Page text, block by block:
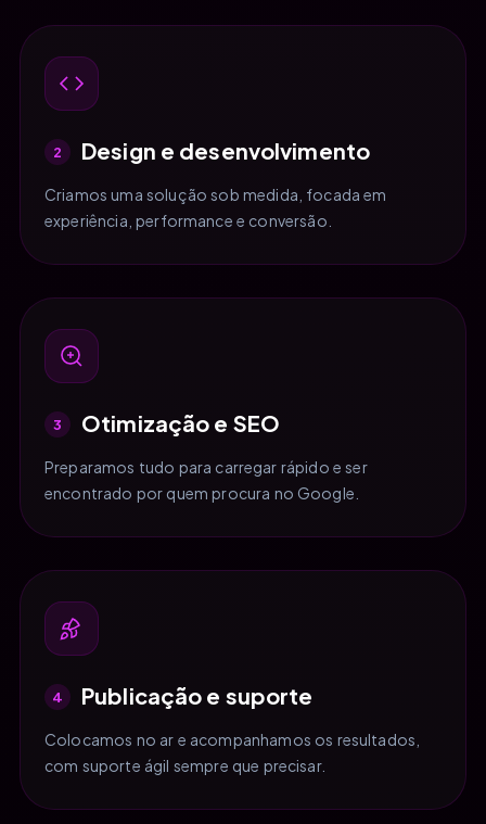
2 Design e desenvolvimento
Criamos uma solução sob medida, focada em
experiência, performance e conversão.
3 Otimização e SEO
Preparamos tudo para carregar rápido e ser
encontrado por quem procura no Google.
4 Publicação e suporte
Colocamos no ar e acompanhamos os resultados,
com suporte ágil sempre que precisar.